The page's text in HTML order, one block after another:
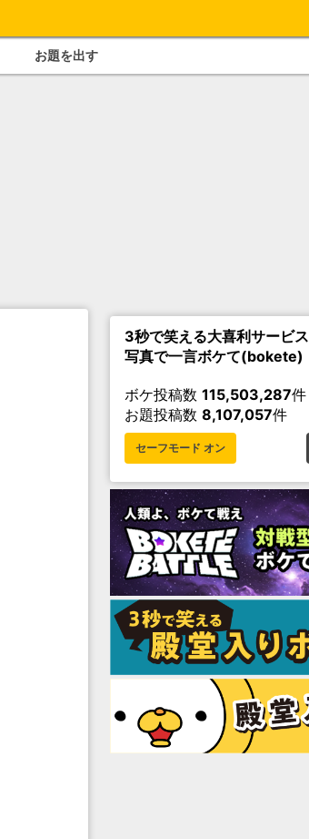
お題を出す
3秒で笑える大喜利サービス
写真で一言ボケて(bokete)
ボケ投稿数 115,503,287件
お題投稿数 8,107,057件
セーフモード オン